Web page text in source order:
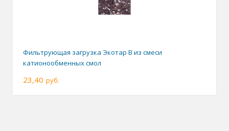
Фильтрующая загрузка Экотар В из смеси
катионообменных смол
23,40 руб.